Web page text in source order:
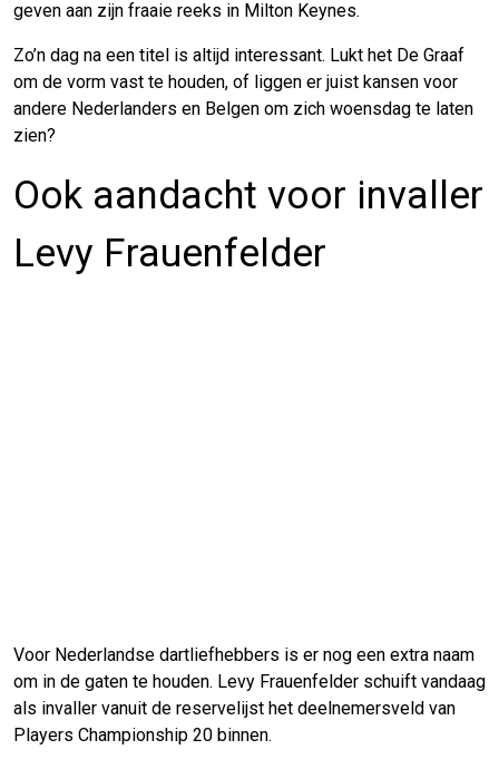
geven aan zijn fraaie reeks in Milton Keynes.
Zo’n dag na een titel is altijd interessant. Lukt het De Graaf
om de vorm vast te houden, of liggen er juist kansen voor
andere Nederlanders en Belgen om zich woensdag te laten
zien?
Ook aandacht voor invaller
Levy Frauenfelder
Voor Nederlandse dartliefhebbers is er nog een extra naam
om in de gaten te houden. Levy Frauenfelder schuift vandaag
als invaller vanuit de reservelijst het deelnemersveld van
Players Championship 20 binnen.